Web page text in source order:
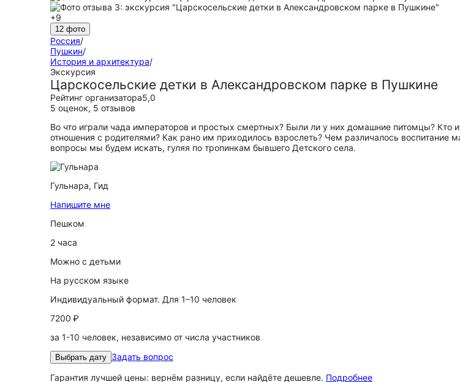
+9
12 фото
Россия/
Пушкин/
История и архитектура/
Экскурсия
Царскосельские детки в Александровском парке в Пушкине
Рейтинг организатора5,0
5 оценок, 5 отзывов
Во что играли чада императоров и простых смертных? Были ли у них домашние питомцы? Кто
отношения с родителями? Как рано им приходилось взрослеть? Чем различалось воспитание
вопросы мы будем искать, гуляя по тропинкам бывшего Детского села.
Гульнара, Гид
Напишите мне
Пешком
2 часа
Можно с детьми
На русском языке
Индивидуальный формат. Для 1–10 человек
7200 ₽
за 1-10 человек, независимо от числа участников
Выбрать дату Задать вопрос
Гарантия лучшей цены: вернём разницу, если найдёте дешевле. Подробнее